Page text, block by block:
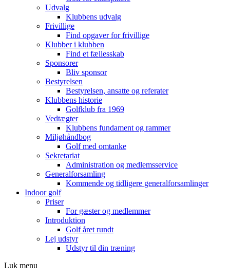
Udvalg
Klubbens udvalg
Frivillige
Find opgaver for frivillige
Klubber i klubben
Find et fællesskab
Sponsorer
Bliv sponsor
Bestyrelsen
Bestyrelsen, ansatte og referater
Klubbens historie
Golfklub fra 1969
Vedtægter
Klubbens fundament og rammer
Miljøhåndbog
Golf med omtanke
Sekretariat
Administration og medlemsservice
Generalforsamling
Kommende og tidligere generalforsamlinger
Indoor golf
Priser
For gæster og medlemmer
Introduktion
Golf året rundt
Lej udstyr
Udstyr til din træning
Luk menu